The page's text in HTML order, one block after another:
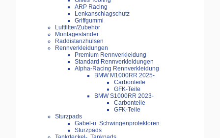
ARP Racing
Lenkanschlagschutz
Griffgummi
Luftfilter/Zubehör
Montageständer
Raddistanzhülsen
Rennverkleidungen
Premium Rennverkleidung
Standard Rennverkleidungen
Alpha-Racing Rennverkleidung
BMW M1000RR 2025-
Carbonteile
GFK-Teile
BMW S1000RR 2023-
Carbonteile
GFK-Teile
Sturzpads
Gabel-u. Schwingenprotektoren
Sturzpads